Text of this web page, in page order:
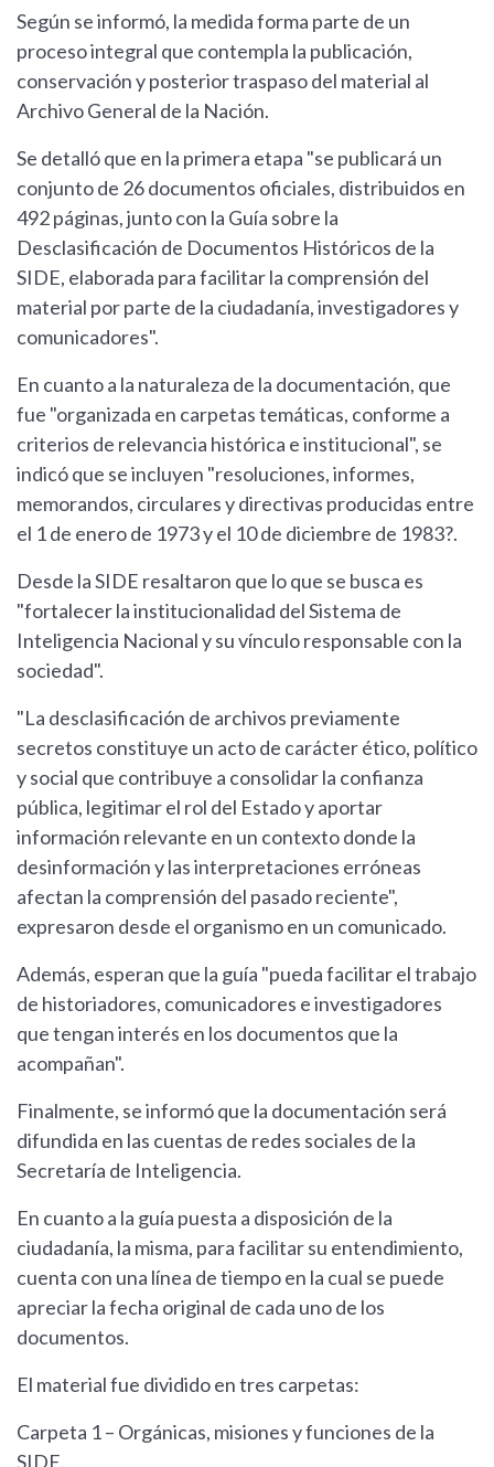
Según se informó, la medida forma parte de un
proceso integral que contempla la publicación,
conservación y posterior traspaso del material al
Archivo General de la Nación.
Se detalló que en la primera etapa "se publicará un
conjunto de 26 documentos oficiales, distribuidos en
492 páginas, junto con la Guía sobre la
Desclasificación de Documentos Históricos de la
SIDE, elaborada para facilitar la comprensión del
material por parte de la ciudadanía, investigadores y
comunicadores".
En cuanto a la naturaleza de la documentación, que
fue "organizada en carpetas temáticas, conforme a
criterios de relevancia histórica e institucional", se
indicó que se incluyen "resoluciones, informes,
memorandos, circulares y directivas producidas entre
el 1 de enero de 1973 y el 10 de diciembre de 1983?.
Desde la SIDE resaltaron que lo que se busca es
"fortalecer la institucionalidad del Sistema de
Inteligencia Nacional y su vínculo responsable con la
sociedad".
"La desclasificación de archivos previamente
secretos constituye un acto de carácter ético, político
y social que contribuye a consolidar la confianza
pública, legitimar el rol del Estado y aportar
información relevante en un contexto donde la
desinformación y las interpretaciones erróneas
afectan la comprensión del pasado reciente",
expresaron desde el organismo en un comunicado.
Además, esperan que la guía "pueda facilitar el trabajo
de historiadores, comunicadores e investigadores
que tengan interés en los documentos que la
acompañan".
Finalmente, se informó que la documentación será
difundida en las cuentas de redes sociales de la
Secretaría de Inteligencia.
En cuanto a la guía puesta a disposición de la
ciudadanía, la misma, para facilitar su entendimiento,
cuenta con una línea de tiempo en la cual se puede
apreciar la fecha original de cada uno de los
documentos.
El material fue dividido en tres carpetas:
Carpeta 1 – Orgánicas, misiones y funciones de la
SIDE.